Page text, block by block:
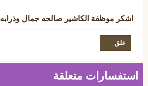
اشكر موظفة الكاشير صالحه جمال وذرابه
استفسارات متعلقة